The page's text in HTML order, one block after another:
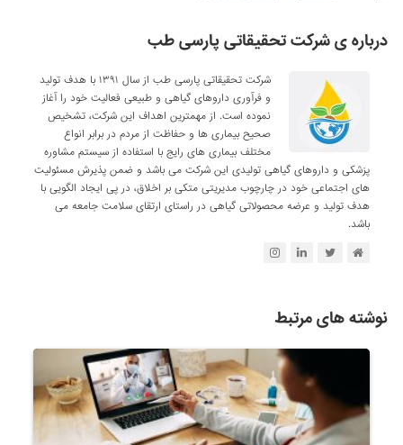
درباره ی شرکت تحقیقاتی پارسی طب
شرکت تحقیقاتی پارسی طب از سال ۱۳۹۱ با هدف تولید
و فرآوری داروهای گیاهی و طبیعی فعالیت خود را آغاز
نموده است. از مهمترین اهداف این شرکت، تشخیص
صحیح بیماری ها و حفاظت از مردم در برابر انواع
مختلف بیماری های رایج با استفاده از سیستم مشاوره
پزشکی و داروهای گیاهی تولیدی این شرکت می باشد و ضمن پذیرش مسئولیت
های اجتماعی خود در چارچوب مدیریتی متکی بر اخلاق، در پی ایجاد الگویی با
هدف تولید و عرضه محصولاتی گیاهی در راستای ارتقای سلامت جامعه می
باشد.
نوشته های مرتبط